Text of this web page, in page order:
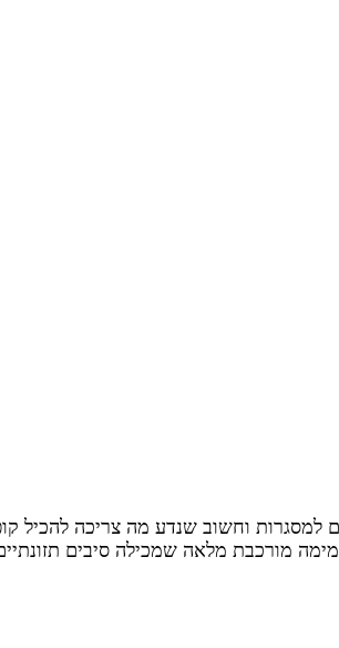
למסגרות וחשוב שנדע מה צריכה להכיל
מורכבת מלאה שמכילה סיבים